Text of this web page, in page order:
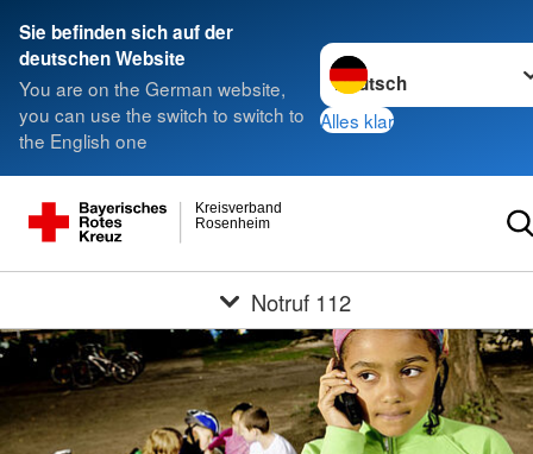
Sie befinden sich auf der
deutschen Website
You are on the German website,
you can use the switch to switch to
the English one
Sprache wechseln zu
Alles klar
Rosenheim
Kreisverband
Notruf 112